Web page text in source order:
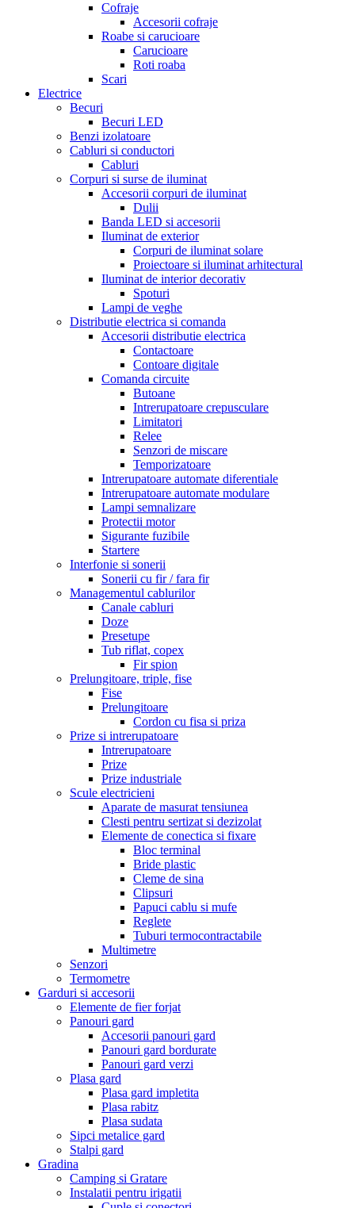
Cofraje
Accesorii cofraje
Roabe si carucioare
Carucioare
Roti roaba
Scari
Electrice
Becuri
Becuri LED
Benzi izolatoare
Cabluri si conductori
Cabluri
Corpuri si surse de iluminat
Accesorii corpuri de iluminat
Dulii
Banda LED si accesorii
Iluminat de exterior
Corpuri de iluminat solare
Proiectoare si iluminat arhitectural
Iluminat de interior decorativ
Spoturi
Lampi de veghe
Distributie electrica si comanda
Accesorii distributie electrica
Contactoare
Contoare digitale
Comanda circuite
Butoane
Intrerupatoare crepusculare
Limitatori
Relee
Senzori de miscare
Temporizatoare
Intrerupatoare automate diferentiale
Intrerupatoare automate modulare
Lampi semnalizare
Protectii motor
Sigurante fuzibile
Startere
Interfonie si sonerii
Sonerii cu fir / fara fir
Managementul cablurilor
Canale cabluri
Doze
Presetupe
Tub riflat, copex
Fir spion
Prelungitoare, triple, fise
Fise
Prelungitoare
Cordon cu fisa si priza
Prize si intrerupatoare
Intrerupatoare
Prize
Prize industriale
Scule electricieni
Aparate de masurat tensiunea
Clesti pentru sertizat si dezizolat
Elemente de conectica si fixare
Bloc terminal
Bride plastic
Cleme de sina
Clipsuri
Papuci cablu si mufe
Reglete
Tuburi termocontractabile
Multimetre
Senzori
Termometre
Garduri si accesorii
Elemente de fier forjat
Panouri gard
Accesorii panouri gard
Panouri gard bordurate
Panouri gard verzi
Plasa gard
Plasa gard impletita
Plasa rabitz
Plasa sudata
Sipci metalice gard
Stalpi gard
Gradina
Camping si Gratare
Instalatii pentru irigatii